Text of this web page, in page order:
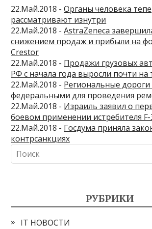
22.Май.2018 -Органы человека
рассматривают изнутри
22.Май.2018 -AstraZeneca
снижением продаж и прибыли на
Crestor
22.Май.2018 - Продажи грузовых
РФ с начала года выросли почти на
22.Май.2018 - Региональные дороги
федеральными для проведения
22.Май.2018 - Израиль заявил о
боевом применении истребителя F-
22.Май.2018 - Госдума приняла
контрсанкциях
РУБРИКИ
IT НОВОСТИ